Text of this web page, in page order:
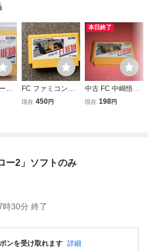
ロ
FC ファミコンソ
フト 中嶋悟 F1ヒ
現在 450円
本日終了
中古 FC 中嶋悟F-1
ヒーロー
現在 198円
ー2」ソフトのみ
時30分 終了
ンを受け取れます 詳細